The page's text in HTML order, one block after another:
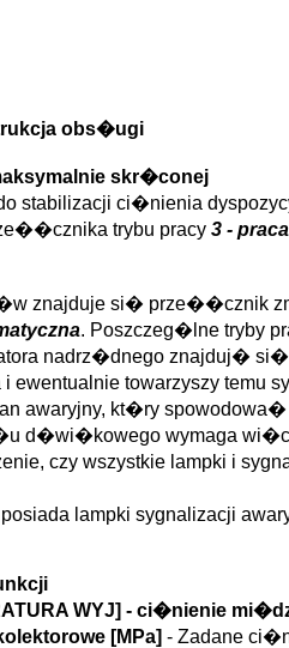
obs�ugi
skr�conej
stabilizacji ci�nienia
trybu pracy 3 -
znajduje si� prze��cznik
. Poszczeg�lne tryby
nadrz�dnego znajduj� si�
i ewentualnie towarzyszy
kt�ry
wymaga wi�c
czy wszystkie lampki i
lampki sygnalizacji
WYJ] - ci�nienie
[MPa] - Zadane